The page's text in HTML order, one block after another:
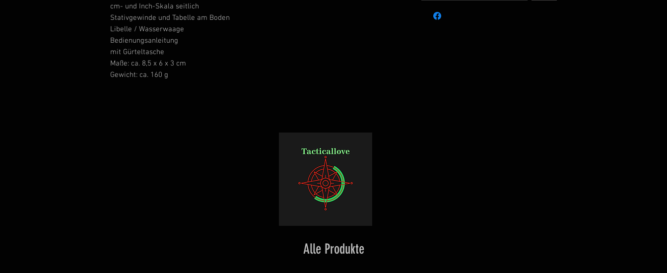
cm- und Inch-Skala seitlich
Stativgewinde und Tabelle am Boden
Libelle / Wasserwaage
Bedienungsanleitung
mit Gürteltasche
Maße: ca. 8,5 x 6 x 3 cm
Gewicht: ca. 160 g
Alle Produkte